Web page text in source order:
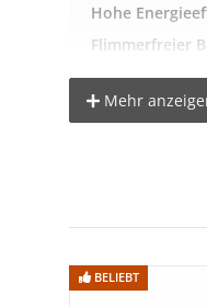
Hohe
Flimmerfreier
Universelle E27-
Lichtleistung
Mehr
BELIEBT